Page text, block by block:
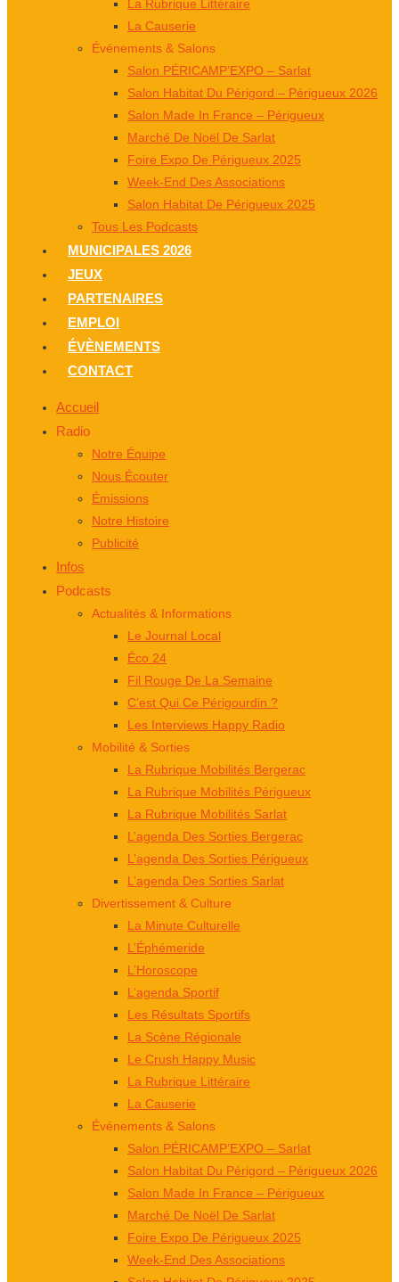
La Rubrique Littéraire
La Causerie
Événements & Salons
Salon PÉRICAMP’EXPO – Sarlat
Salon Habitat Du Périgord – Périgueux 2026
Salon Made In France – Périgueux
Marché De Noël De Sarlat
Foire Expo De Périgueux 2025
Week-End Des Associations
Salon Habitat De Périgueux 2025
Tous Les Podcasts
MUNICIPALES 2026
JEUX
PARTENAIRES
EMPLOI
ÉVÈNEMENTS
CONTACT
Accueil
Radio
Notre Équipe
Nous Écouter
Émissions
Notre Histoire
Publicité
Infos
Podcasts
Actualités & Informations
Le Journal Local
Éco 24
Fil Rouge De La Semaine
C’est Qui Ce Périgourdin ?
Les Interviews Happy Radio
Mobilité & Sorties
La Rubrique Mobilités Bergerac
La Rubrique Mobilités Périgueux
La Rubrique Mobilités Sarlat
L’agenda Des Sorties Bergerac
L’agenda Des Sorties Périgueux
L’agenda Des Sorties Sarlat
Divertissement & Culture
La Minute Culturelle
L’Éphémeride
L’Horoscope
L’agenda Sportif
Les Résultats Sportifs
La Scène Régionale
Le Crush Happy Music
La Rubrique Littéraire
La Causerie
Événements & Salons
Salon PÉRICAMP’EXPO – Sarlat
Salon Habitat Du Périgord – Périgueux 2026
Salon Made In France – Périgueux
Marché De Noël De Sarlat
Foire Expo De Périgueux 2025
Week-End Des Associations